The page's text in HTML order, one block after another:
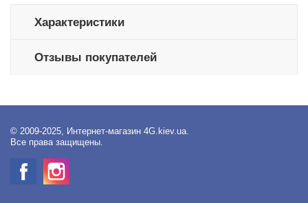
Характеристики
Отзывы покупателей
© 2009-2025, Интернет-магазин 4G.kiev.ua.
Все права защищены.